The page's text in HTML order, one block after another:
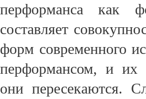
перформанса как
составляет
форм современного
перформансом, и их
они пересекаются.